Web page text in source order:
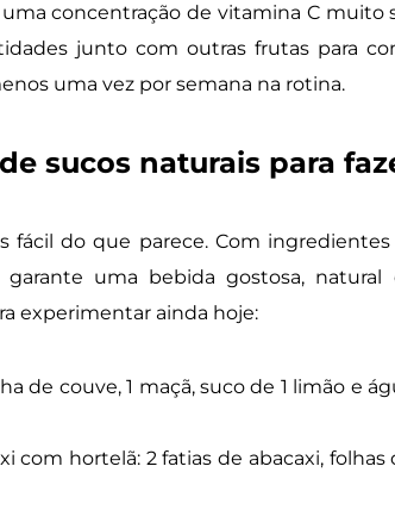
concentração de vitamina C muito
junto com outras frutas para
uma vez por semana na rotina.
sucos naturais para
fácil do que parece. Com
uma bebida gostosa, natural
experimentar ainda hoje:
de couve, 1 maçã, suco de 1 limão e
com hortelã: 2 fatias de abacaxi,